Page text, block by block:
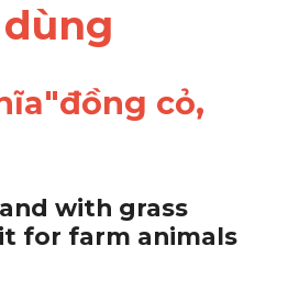
tố
dùng
cỏ,
with grass
for farm animals